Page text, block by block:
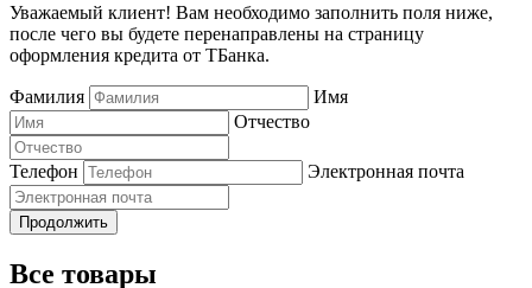
Уважаемый клиент! Вам необходимо заполнить поля ниже,
после чего вы будете перенаправлены на страницу
оформления кредита от ТБанка.
Фамилия
Имя
Отчество
Телефон Электронная почта
Продолжить
Все товары